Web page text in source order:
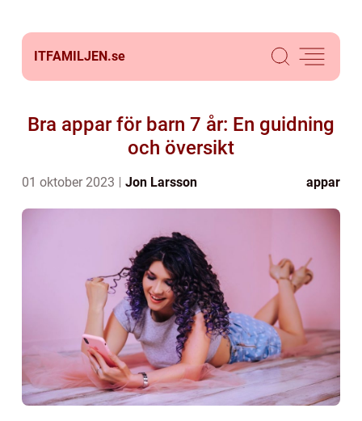
ITFAMILJEN.se
Bra appar för barn 7 år: En guidning
och översikt
01 oktober 2023 Jon Larsson appar